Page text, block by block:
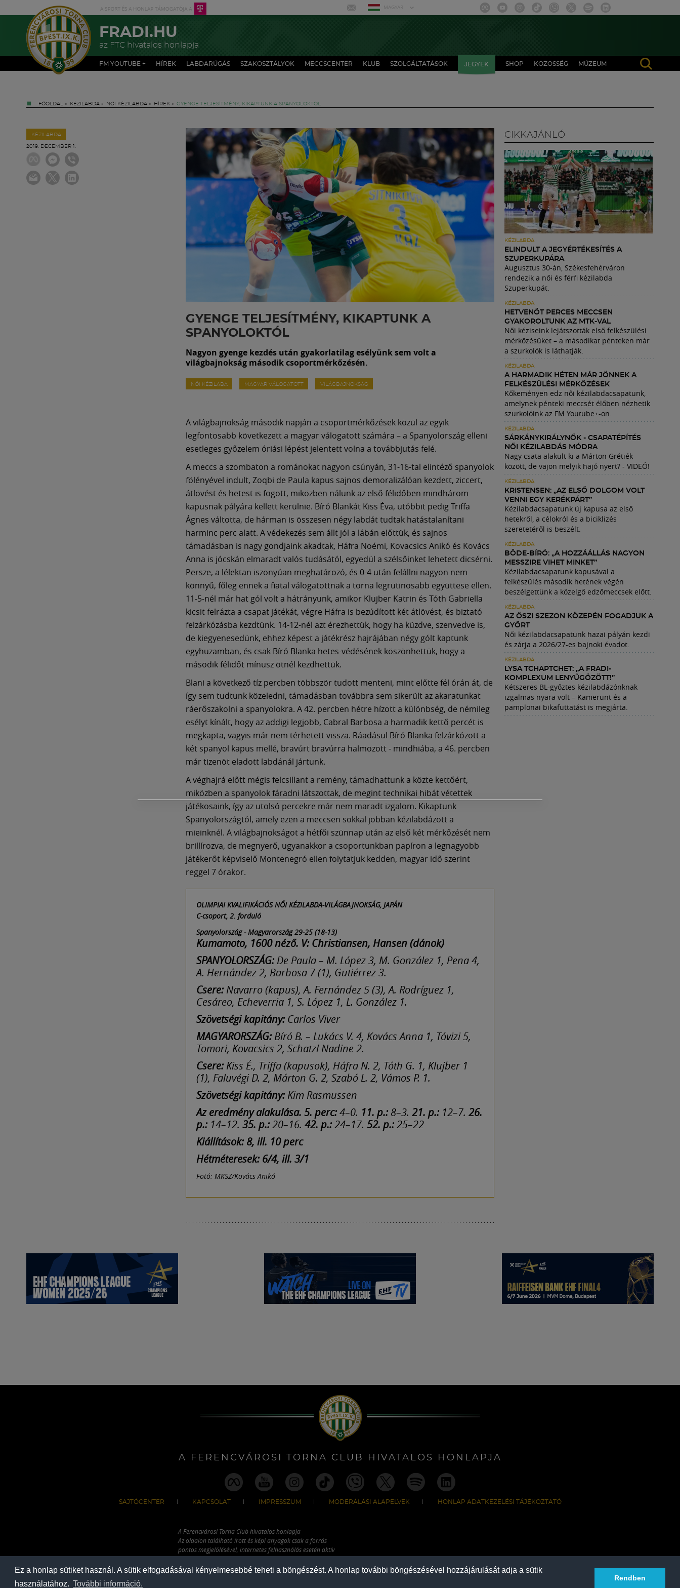
Ez a honlap sütiket használ. A sütik elfogadásával kényelmesebbé teheti a böngészést. A honlap további böngészésével hozzájárulását adja a sütik
használatához. További információ.
Rendben
MAGYAR
FRADI.HU
az FTC hivatalos honlapja
FM YOUTUBE + HÍREK LABDARÚGÁS SZAKOSZTÁLYOK MECCSCENTER KLUB SZOLGÁLTATÁSOK JEGYEK SHOP KÖZÖSSÉG MÚZEUM
FŐOLDAL » KÉZILABDA » NŐI KÉZILABDA » HÍREK » GYENGE TELJESÍTMÉNY, KIKAPTUNK A SPANYOLOKTÓL
KÉZILABDA
2019. DECEMBER 1.
GYENGE TELJESÍTMÉNY, KIKAPTUNK A
SPANYOLOKTÓL
Nagyon gyenge kezdés után gyakorlatilag esélyünk sem volt a
világbajnokság második csoportmérkőzésén.
NŐI KÉZILABA MAGYAR VÁLOGATOTT VILÁGBAJNOKSÁG
A világbajnokság második napján a csoportmérkőzések közül az egyik
legfontosabb következett a magyar válogatott számára – a Spanyolország elleni
esetleges győzelem óriási lépést jelentett volna a továbbjutás felé.
A meccs a szombaton a románokat nagyon csúnyán, 31-16-tal elintéző spanyolok
fölényével indult, Zoqbi de Paula kapus sajnos demoralizálóan kezdett, ziccert,
átlövést és hetest is fogott, miközben nálunk az első félidőben mindhárom
kapusnak pályára kellett kerülnie. Bíró Blankát Kiss Éva, utóbbit pedig Triffa
Ágnes váltotta, de hárman is összesen négy labdát tudtak hatástalanítani
harminc perc alatt. A védekezés sem állt jól a lábán előttük, és sajnos
támadásban is nagy gondjaink akadtak, Háfra Noémi, Kovacsics Anikó és Kovács
Anna is jócskán elmaradt valós tudásától, egyedül a szélsőinket lehetett dicsérni.
Persze, a lélektan iszonyúan meghatározó, és 0-4 után felállni nagyon nem
könnyű, főleg ennek a fiatal válogatottnak a torna legrutinosabb együttese ellen.
11-5-nél már hat gól volt a hátrányunk, amikor Klujber Katrin és Tóth Gabriella
kicsit felrázta a csapat játékát, végre Háfra is bezúdított két átlövést, és biztató
felzárkózásba kezdtünk. 14-12-nél azt érezhettük, hogy ha küzdve, szenvedve is,
de kiegyenesedünk, ehhez képest a játékrész hajrájában négy gólt kaptunk
egyhuzamban, és csak Bíró Blanka hetes-védésének köszönhettük, hogy a
második félidőt mínusz ötnél kezdhettük.
Blani a következő tíz percben többször tudott menteni, mint előtte fél órán át, de
így sem tudtunk közeledni, támadásban továbbra sem sikerült az akaratunkat
ráerőszakolni a spanyolokra. A 42. percben hétre hízott a különbség, de némileg
esélyt kínált, hogy az addigi legjobb, Cabral Barbosa a harmadik kettő percét is
megkapta, vagyis már nem térhetett vissza. Ráadásul Bíró Blanka felzárkózott a
két spanyol kapus mellé, bravúrt bravúrra halmozott - mindhiába, a 46. percben
már tizenöt eladott labdánál jártunk.
A véghajrá előtt mégis felcsillant a remény, támadhattunk a közte kettőért,
miközben a spanyolok fáradni látszottak, de megint technikai hibát vétettek
játékosaink, így az utolsó percekre már nem maradt izgalom. Kikaptunk
Spanyolországtól, amely ezen a meccsen sokkal jobban kézilabdázott a
mieinknél. A világbajnokságot a hétfői szünnap után az első két mérkőzését nem
brillírozva, de megnyerő, ugyanakkor a csoportunkban papíron a legnagyobb
játékerőt képviselő Montenegró ellen folytatjuk kedden, magyar idő szerint
reggel 7 órakor.
OLIMPIAI KVALIFIKÁCIÓS NŐI KÉZILABDA-VILÁGBAJNOKSÁG, JAPÁN
C-csoport, 2. forduló
Spanyolország - Magyarország 29-25 (18-13)
Kumamoto, 1600 néző. V: Christiansen, Hansen (dánok)
SPANYOLORSZÁG: De Paula – M. López 3, M. González 1, Pena 4,
A. Hernández 2, Barbosa 7 (1), Gutiérrez 3.
Csere: Navarro (kapus), A. Fernández 5 (3), A. Rodríguez 1,
Cesáreo, Echeverria 1, S. López 1, L. González 1.
Szövetségi kapitány: Carlos Viver
MAGYARORSZÁG: Bíró B. – Lukács V. 4, Kovács Anna 1, Tóvizi 5,
Tomori, Kovacsics 2, Schatzl Nadine 2.
Csere: Kiss É., Triffa (kapusok), Háfra N. 2, Tóth G. 1, Klujber 1
(1), Faluvégi D. 2, Márton G. 2, Szabó L. 2, Vámos P. 1.
Szövetségi kapitány:Kim Rasmussen
Az eredmény alakulása. 5. perc:4–0. 11. p.: 8–3. 21. p.: 12–7. 26.
p.: 14–12. 35. p.:20–16. 42. p.:24–17. 52. p.:25–22
Kiállítások: 8, ill. 10 perc
Hétméteresek: 6/4, ill. 3/1
Fotó: MKSZ/Kovács Anikó
CIKKAJÁNLÓ
KÉZILABDA
ELINDULT A JEGYÉRTÉKESÍTÉS A
SZUPERKUPÁRA
Augusztus 30-án, Székesfehérváron
rendezik a női és férfi kézilabda
Szuperkupát.
KÉZILABDA
HETVENÖT PERCES MECCSEN
GYAKOROLTUNK AZ MTK-VAL
Női kéziseink lejátszották első felkészülési
mérkőzésüket – a másodikat pénteken már
a szurkolók is láthatják.
KÉZILABDA
A HARMADIK HÉTEN MÁR JÖNNEK A
FELKÉSZÜLÉSI MÉRKŐZÉSEK
Kőkeményen edz női kézilabdacsapatunk,
amelynek pénteki meccsét élőben nézhetik
szurkolóink az FM Youtube+-on.
KÉZILABDA
SÁRKÁNYKIRÁLYNŐK - CSAPATÉPÍTÉS
NŐI KÉZILABDÁS MÓDRA
Nagy csata alakult ki a Márton Grétiék
között, de vajon melyik hajó nyert? - VIDEÓ!
KÉZILABDA
KRISTENSEN: „AZ ELSŐ DOLGOM VOLT
VENNI EGY KERÉKPÁRT”
Kézilabdacsapatunk új kapusa az első
hetekről, a célokról és a biciklizés
szeretetéről is beszélt.
KÉZILABDA
BÖDE-BÍRÓ: „A HOZZÁÁLLÁS NAGYON
MESSZIRE VIHET MINKET”
Kézilabdacsapatunk kapusával a
felkészülés második hetének végén
beszélgettünk a közelgő edzőmeccsek előtt.
KÉZILABDA
AZ ŐSZI SZEZON KÖZEPÉN FOGADJUK A
GYŐRT
Női kézilabdacsapatunk hazai pályán kezdi
és zárja a 2026/27-es bajnoki évadot.
KÉZILABDA
LYSA TCHAPTCHET: „A FRADI-
KOMPLEXUM LENYŰGÖZÖTT!”
Kétszeres BL-győztes kézilabdázónknak
izgalmas nyara volt – Kamerunt és a
pamplonai bikafuttatást is megjárta.
A FERENCVÁROSI TORNA CLUB HIVATALOS HONLAPJA
SAJTÓCENTER KAPCSOLAT IMPRESSZUM MODERÁLÁSI ALAPELVEK HONLAP ADATKEZELÉSI TÁJÉKOZTATÓ
A Ferencvárosi Torna Club hivatalos honlapja
Az oldalon található írott és képi anyagok csak a forrás
pontos megjelölésével, internetes felhasználás esetén aktív
hivatkozással használhatóak fel.